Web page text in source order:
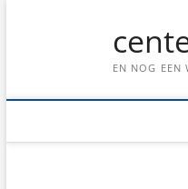
EN NOG EEN